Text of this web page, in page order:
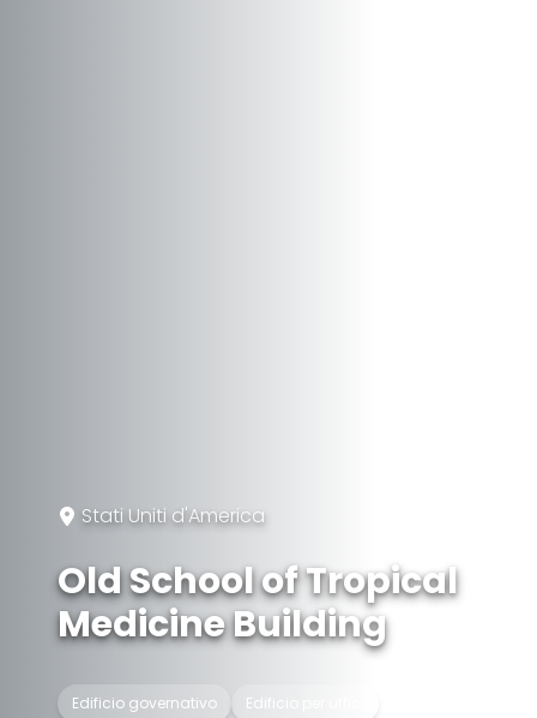
Stati Uniti d'America
Old School of Tropical
Medicine Building
Edificio governativo
Edificio per uffici